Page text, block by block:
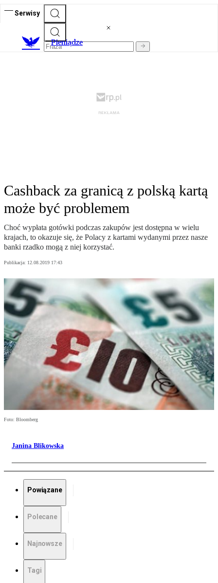
Serwisy
Pieniądze
Cashback za granicą z polską kartą
może być problemem
Choć wypłata gotówki podczas zakupów jest dostępna w wielu
krajach, to okazuje się, że Polacy z kartami wydanymi przez nasze
banki rzadko mogą z niej korzystać.
Publikacja: 12.08.2019 17:43
Foto: Bloomberg
Janina Blikowska
Powiązane
Polecane
Najnowsze
Tagi